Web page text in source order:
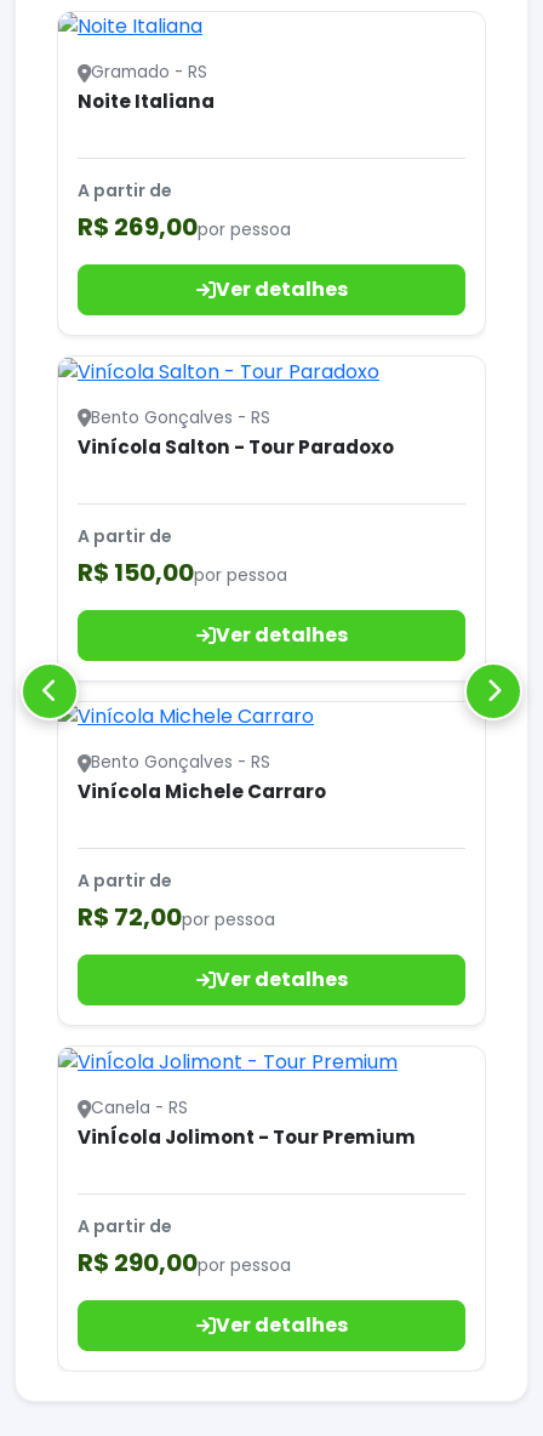
Gramado - RS
Noite Italiana
A partir de
R$ 269,00por pessoa
Ver detalhes
Bento Gonçalves - RS
Vinícola Salton - Tour Paradoxo
A partir de
R$ 150,00por pessoa
Ver detalhes
Bento Gonçalves - RS
Vinícola Michele Carraro
A partir de
R$ 72,00por pessoa
Ver detalhes
Canela - RS
VinÍcola Jolimont - Tour Premium
A partir de
R$ 290,00por pessoa
Ver detalhes